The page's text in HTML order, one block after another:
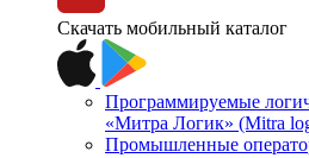
Скачать мобильный каталог
Программируемые
«Митра Логик» (Mitra
Промышленные